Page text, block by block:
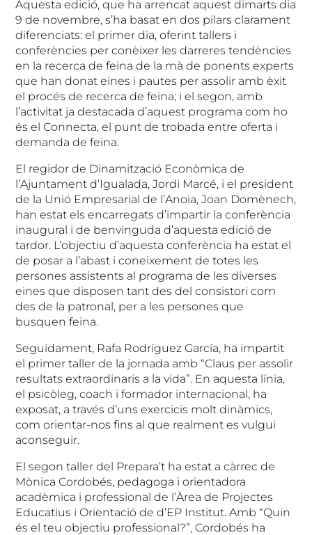
Aquesta edició, que ha arrencat aquest dimarts dia
9 de novembre, s’ha basat en dos pilars clarament
diferenciats: el primer dia, oferint tallers i
conferències per conèixer les darreres tendències
en la recerca de feina de la mà de ponents experts
que han donat eines i pautes per assolir amb èxit
el procés de recerca de feina; i el segon, amb
l’activitat ja destacada d’aquest programa com ho
és el Connecta, el punt de trobada entre oferta i
demanda de feina.
El regidor de Dinamització Econòmica de
l’Ajuntament d’Igualada, Jordi Marcé, i el president
de la Unió Empresarial de l’Anoia, Joan Domènech,
han estat els encarregats d’impartir la conferència
inaugural i de benvinguda d’aquesta edició de
tardor. L’objectiu d’aquesta conferència ha estat el
de posar a l’abast i coneixement de totes les
persones assistents al programa de les diverses
eines que disposen tant des del consistori com
des de la patronal, per a les persones que
busquen feina.
Seguidament, Rafa Rodríguez García, ha impartit
el primer taller de la jornada amb “Claus per assolir
resultats extraordinaris a la vida”. En aquesta línia,
el psicòleg, coach i formador internacional, ha
exposat, a través d’uns exercicis molt dinàmics,
com orientar-nos fins al que realment es vulgui
aconseguir.
El segon taller del Prepara’t ha estat a càrrec de
Mònica Cordobés, pedagoga i orientadora
acadèmica i professional de l’Àrea de Projectes
Educatius i Orientació de d’EP Institut. Amb “Quin
és el teu objectiu professional?”, Cordobés ha